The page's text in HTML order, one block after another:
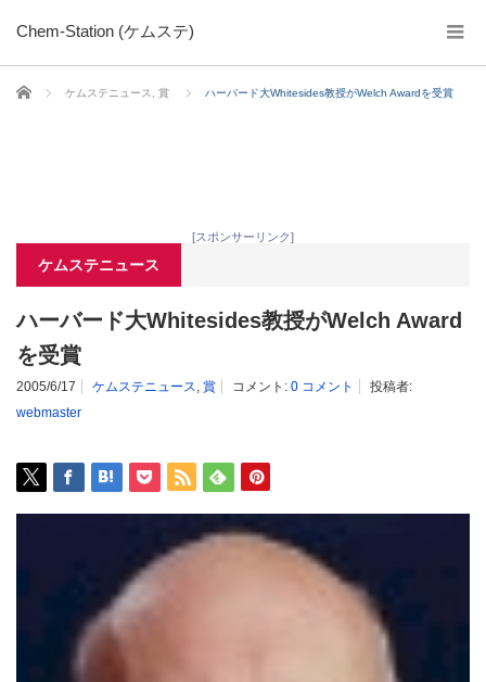
Chem-Station (ケムステ)
ホーム ケムステニュース 賞 ハーバード大Whitesides教授がWelch Awardを受賞
[スポンサーリンク]
ケムステニュース
ハーバード大Whitesides教授がWelch Award
を受賞
2005/6/17 ケムステニュース, 賞 コメント: 0 コメント
投稿者:
webmaster